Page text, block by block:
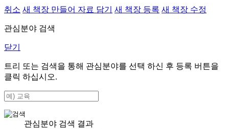
취소 새 책장 만들어 자료 담기 새 책장 등록 새 책장 수정
관심분야 검색
닫기
트리 또는 검색을 통해 관심분야를 선택 하신 후 등록 버튼을
클릭 하십시오.
관심분야 검색 결과